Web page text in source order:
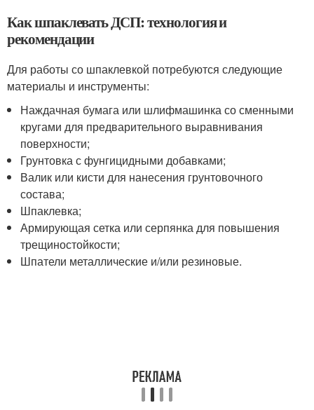
Как шпаклевать ДСП: технология и
рекомендации
Для работы со шпаклевкой потребуются следующие
материалы и инструменты:
Наждачная бумага или шлифмашинка со сменными
кругами для предварительного выравнивания
поверхности;
Грунтовка с фунгицидными добавками;
Валик или кисти для нанесения грунтовочного
состава;
Шпаклевка;
Армирующая сетка или серпянка для повышения
трещиностойкости;
Шпатели металлические и/или резиновые.